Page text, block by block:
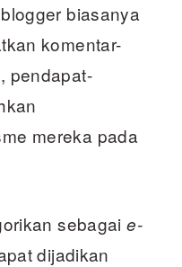
biasanya
komentar-
pendapat-
mereka pada
sebagaie-
dijadikan